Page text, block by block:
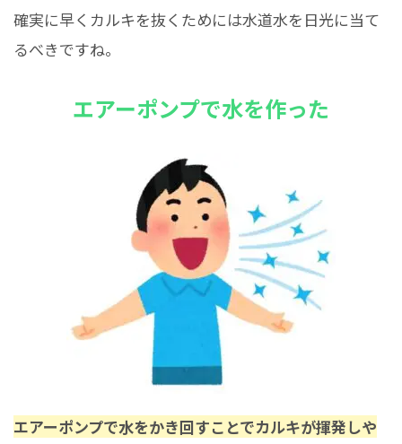
確実に早くカルキを抜くためには水道水を日光に当て
るべきですね。
エアーポンプで水を作った
エアーポンプで水をかき回すことでカルキが揮発しや